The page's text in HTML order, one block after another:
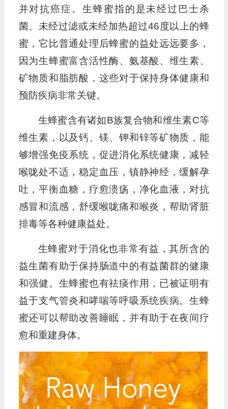
并对抗癌症。生蜂蜜指的是未经过巴士杀
菌、未经过滤或未经加热超过46度以上的蜂
蜜，它比普通处理后蜂蜜的益处远远要多，
因为生蜂蜜富含活性酶、氨基酸、维生素、
矿物质和脂肪酸，这些对于保持身体健康和
预防疾病非常关键。
生蜂蜜含有诸如B族复合物和维生素C等
维生素，以及钙、镁、钾和锌等矿物质，能
够增强免疫系统，促进消化系统健康，减轻
喉咙处不适，稳定血压，镇静神经，缓解孕
吐，平衡血糖，疗愈溃疡，净化血液，对抗
感冒和流感，舒缓喉咙痛和喉炎，帮助肾脏
排毒等各种健康益处。
生蜂蜜对于消化也非常有益，其所含的
益生菌有助于保持肠道中的有益菌群的健康
和强健。生蜂蜜也有祛痰作用，已被证明有
益于支气管炎和哮喘等呼吸系统疾病。生蜂
蜜还可以帮助改善睡眠，并有助于在夜间疗
愈和重建身体。